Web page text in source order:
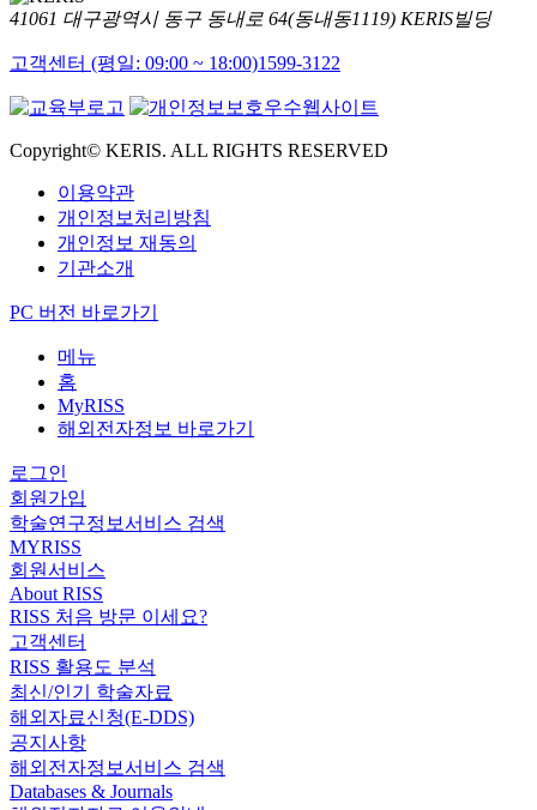
41061 대구광역시 동구 동내로 64(동내동1119) KERIS빌딩
고객센터 (평일: 09:00 ~ 18:00)1599-3122
Copyright© KERIS. ALL RIGHTS RESERVED
이용약관
개인정보처리방침
개인정보 재동의
기관소개
PC 버전 바로가기
메뉴
홈
MyRISS
해외전자정보 바로가기
로그인
회원가입
학술연구정보서비스 검색
MYRISS
회원서비스
About RISS
RISS 처음 방문 이세요?
고객센터
RISS 활용도 분석
최신/인기 학술자료
해외자료신청(E-DDS)
공지사항
해외전자정보서비스 검색
Databases & Journals